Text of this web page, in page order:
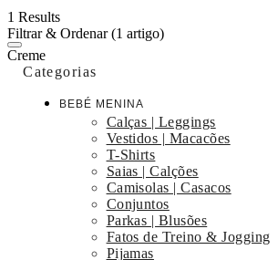
1 Results
Filtrar & Ordenar(1 artigo)
Creme
Categorias
BEBÉ MENINA
Calças | Leggings
Vestidos | Macacões
T-Shirts
Saias | Calções
Camisolas | Casacos
Conjuntos
Parkas | Blusões
Fatos de Treino & Jogging
Pijamas